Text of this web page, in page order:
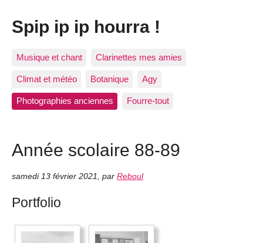
Spip ip ip hourra !
Musique et chant Clarinettes mes amies
Climat et météo Botanique Agy
Photographies anciennes Fourre-tout
Année scolaire 88-89
samedi 13 février 2021 par Reboul
Portfolio